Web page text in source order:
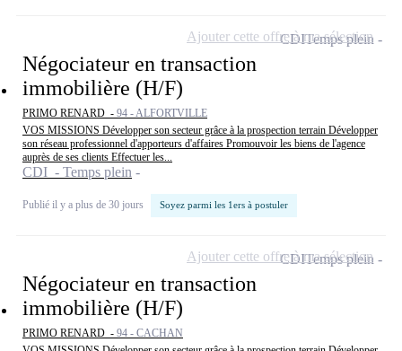
Négociateur en transaction
immobilière (H/F)
PRIMO RENARD - 94 - ALFORTVILLE
VOS MISSIONS Développer son secteur grâce à la prospection terrain Développer
son réseau professionnel d'apporteurs d'affaires Promouvoir les biens de l'agence
auprès de ses clients Effectuer les...
CDI - Temps plein
Publié il y a plus de 30 jours Soyez parmi les 1ers à postuler
CDITemps plein
Ajouter cette offre à ma sélection
Négociateur en transaction
immobilière (H/F)
PRIMO RENARD - 94 - CACHAN
CDITemps plein
Ajouter cette offre à ma sélection